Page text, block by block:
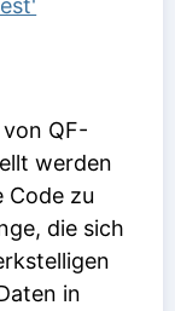
QF-
werden
Code zu
die sich
in